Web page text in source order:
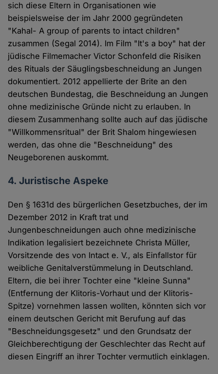
sich diese Eltern in Organisationen wie
beispielsweise der im Jahr 2000 gegründeten
"Kahal- A group of parents to intact children"
zusammen (Segal 2014). Im Film "It's a boy" hat der
jüdische Filmemacher Victor Schonfeld die Risiken
des Rituals der Säuglingsbeschneidung an Jungen
dokumentiert. 2012 appellierte der Brite an den
deutschen Bundestag, die Beschneidung an Jungen
ohne medizinische Gründe nicht zu erlauben. In
diesem Zusammenhang sollte auch auf das jüdische
"Willkommensritual" der Brit Shalom hingewiesen
werden, das ohne die "Beschneidung" des
Neugeborenen auskommt.
4. Juristische Aspeke
Den § 1631d des bürgerlichen Gesetzbuches, der im
Dezember 2012 in Kraft trat und
Jungenbeschneidungen auch ohne medizinische
Indikation legalisiert bezeichnete Christa Müller,
Vorsitzende des von Intact e. V., als Einfallstor für
weibliche Genitalverstümmelung in Deutschland.
Eltern, die bei ihrer Tochter eine "kleine Sunna"
(Entfernung der Klitoris-Vorhaut und der Klitoris-
Spitze) vornehmen lassen wollten, könnten sich vor
einem deutschen Gericht mit Berufung auf das
"Beschneidungsgesetz" und den Grundsatz der
Gleichberechtigung der Geschlechter das Recht auf
diesen Eingriff an ihrer Tochter vermutlich einklagen.